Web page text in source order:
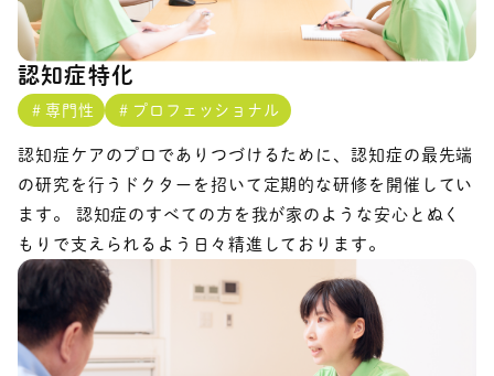
認知症特化
＃専門性 ＃プロフェッショナル
認知症ケアのプロでありつづけるために、認知症の最先端
の研究を行うドクターを招いて定期的な研修を開催してい
ます。 認知症のすべての方を我が家のような安心とぬく
もりで支えられるよう日々精進しております。